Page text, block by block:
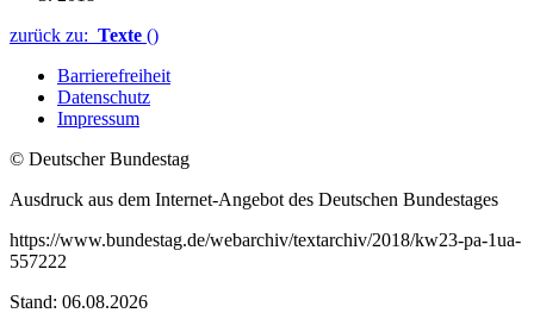
zurück zu: Texte ()
Barrierefreiheit
Datenschutz
Impressum
© Deutscher Bundestag
Ausdruck aus dem Internet-Angebot des Deutschen Bundestages
https://www.bundestag.de/webarchiv/textarchiv/2018/kw23-pa-1ua-
557222
Stand: 06.08.2026